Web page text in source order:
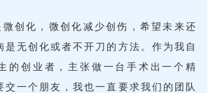
创化，微创化减少创伤，希望未来还
是无创化或者不开刀的方法。作为我自
的创业者，主张做一台手术出一个精
交一个朋友，我也一直要求我们的团队